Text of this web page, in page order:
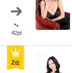
🐾
42pt
2位